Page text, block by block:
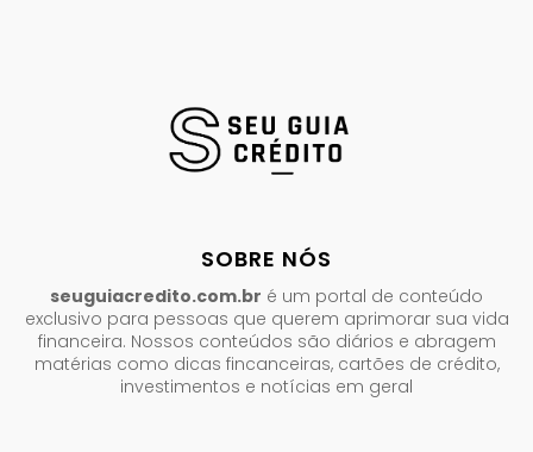
SOBRE NÓS
seuguiacredito.com.br é um portal de conteúdo
exclusivo para pessoas que querem aprimorar sua vida
financeira. Nossos conteúdos são diários e abragem
matérias como dicas fincanceiras, cartões de crédito,
investimentos e notícias em geral